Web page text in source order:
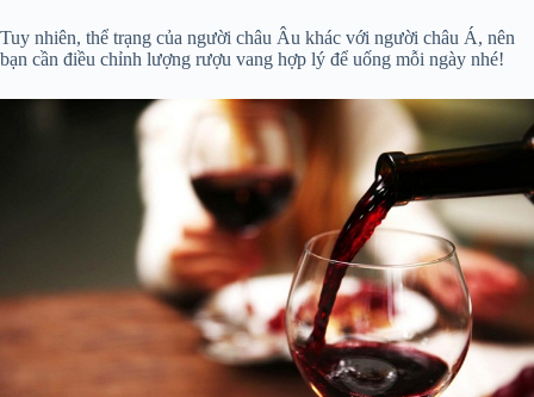
Tuy nhiên, thể trạng của người châu Âu khác với người châu Á, nên
bạn cần điều chỉnh lượng rượu vang hợp lý để uống mỗi ngày nhé!